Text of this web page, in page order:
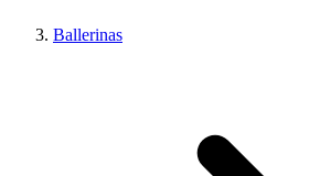
Ballerinas